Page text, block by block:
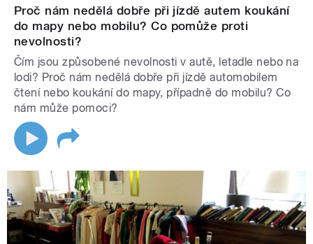
Proč nám nedělá dobře při jízdě autem koukání
do mapy nebo mobilu? Co pomůže proti
nevolnosti?
Čím jsou způsobené nevolnosti v autě, letadle nebo na
lodi? Proč nám nedělá dobře při jízdě automobilem
čtení nebo koukání do mapy, případně do mobilu? Co
nám může pomoci?